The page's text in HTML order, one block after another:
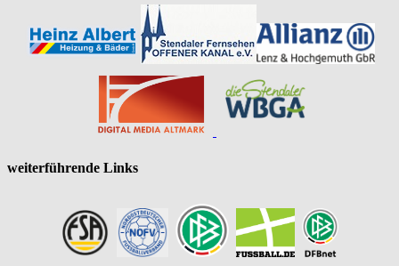
weiterführende Links